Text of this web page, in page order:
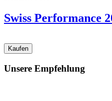
Swiss Performance
Unsere Empfehlung